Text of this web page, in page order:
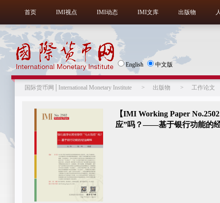
首页 IMI视点 IMI动态 IMI文库 出版物
English 中文版
国际货币网│International Monetary Institute > 出版物 > 工作论文
【IMI Working Paper
应”吗？——基于银行功能的